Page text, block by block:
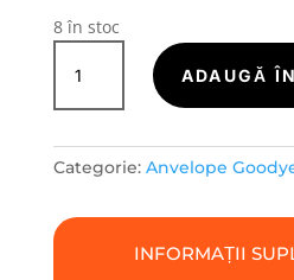
610.58
8 în stoc
Cantitate
Goodyear
ULTRAGRIP
3
87H
ADAUGĂ
Categorie: Anvelope
INFORMAȚII